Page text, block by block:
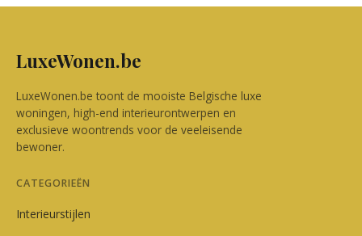
LuxeWonen.be
LuxeWonen.be toont de mooiste Belgische luxe
woningen, high-end interieurontwerpen en
exclusieve woontrends voor de veeleisende
bewoner.
CATEGORIEËN
Interieurstijlen